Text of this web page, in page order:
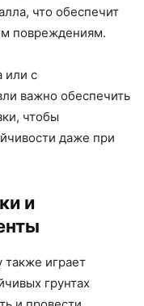
что обеспечит
повреждениям.
или с
важно обеспечить
чтобы
даже при
и
также играет
грунтах